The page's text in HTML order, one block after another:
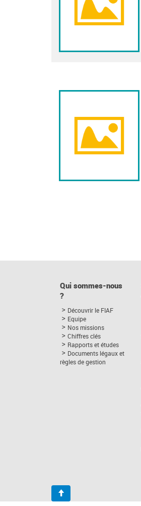
Qui sommes-nous
?
Découvrir le FIAF
Equipe
Nos missions
Chiffres clés
Rapports et études
Documents légaux et
règles de gestion